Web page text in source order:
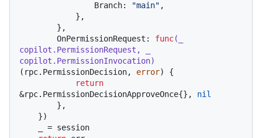
                Branch:
"main" ,
        OnPermissionRequest:
func(_
copilot.PermissionRequest, _
copilot.PermissionInvocation)
(rpc.PermissionDecision, error) {
return
&rpc.PermissionDecisionApproveOnce{}, nil